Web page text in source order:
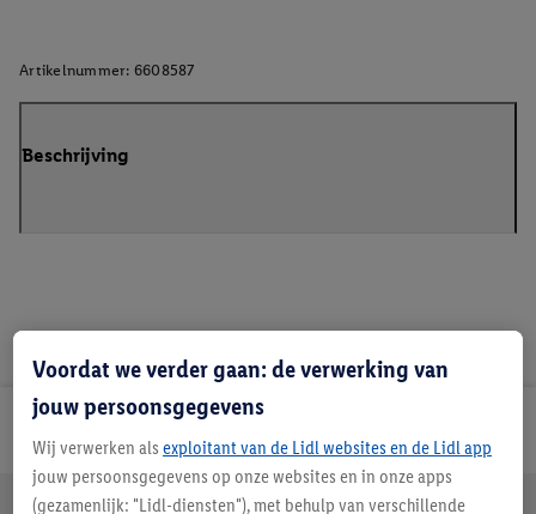
Artikelnummer: 6608587
Beschrijving
Jouw voordelen bij ons als Lidl webshop klant
Voordat we verder gaan: de verwerking van
jouw persoonsgegevens
Wij verwerken als exploitant van de Lidl websites en de Lidl app
jouw persoonsgegevens op onze websites en in onze apps
(gezamenlijk: "Lidl-diensten"), met behulp van verschillende